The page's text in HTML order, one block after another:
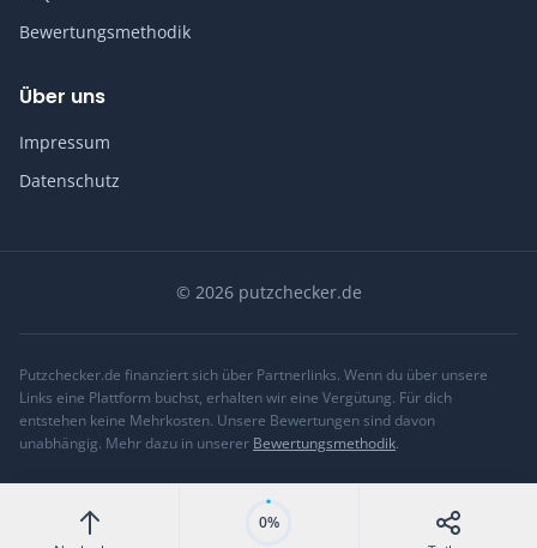
Bewertungsmethodik
Über uns
Impressum
Datenschutz
© 2026 putzchecker.de
Putzchecker.de finanziert sich über Partnerlinks. Wenn du über unsere
Links eine Plattform buchst, erhalten wir eine Vergütung. Für dich
entstehen keine Mehrkosten. Unsere Bewertungen sind davon
unabhängig. Mehr dazu in unserer Bewertungsmethodik.
0%